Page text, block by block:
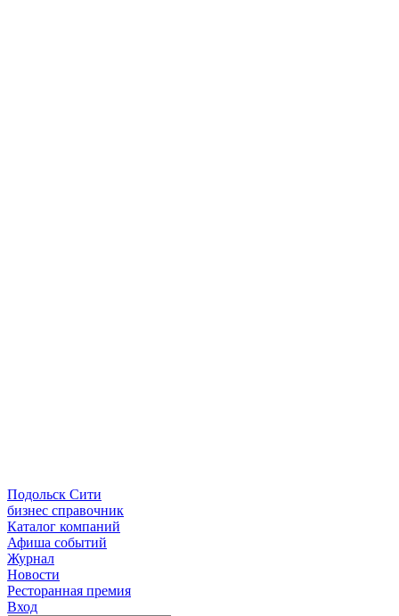
Подольск Сити
бизнес справочник
Каталог компаний
Афиша событий
Журнал
Новости
Ресторанная премия
Вход